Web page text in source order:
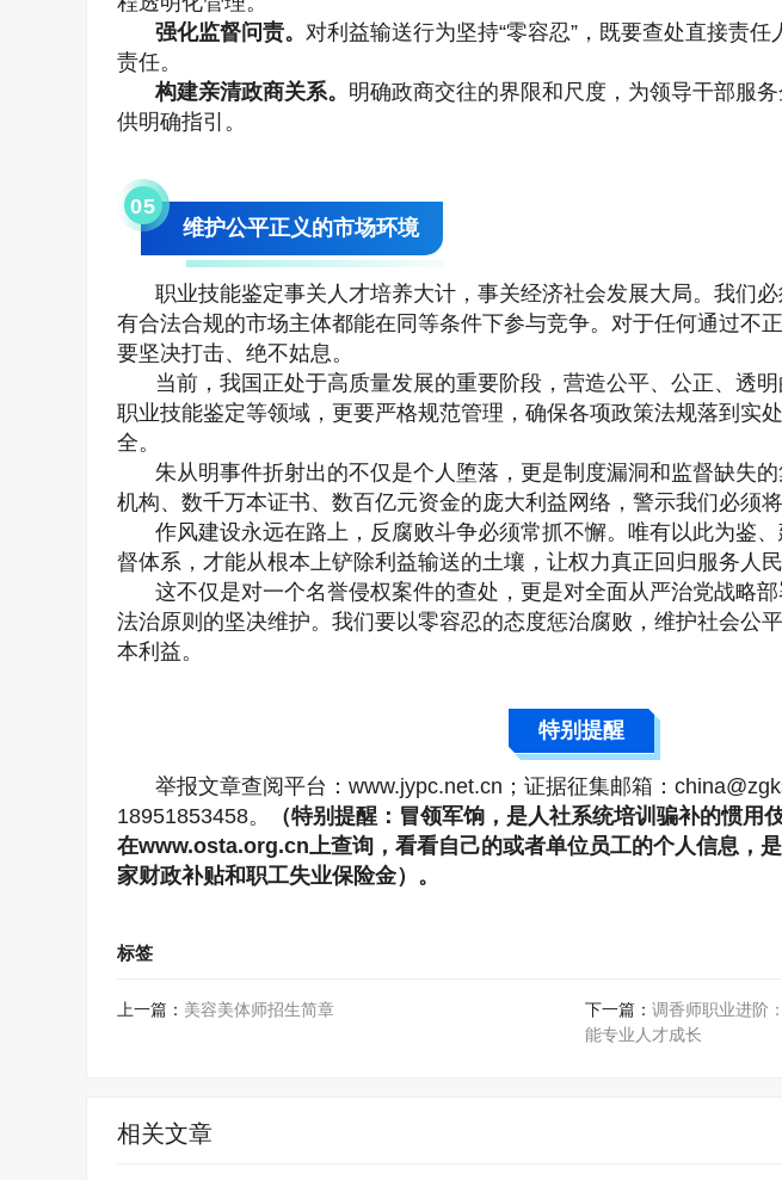
强化监督问责。 对利益输送行为坚持“零容忍”，既要查处直接责
责任。
构建亲清政商关系。 明确政商交往的界限和尺度，为领导干部服
供明确指引。
05
维护公平正义的市场环境
职业技能鉴定事关人才培养大计，事关经济社会发展大局。我们
有合法合规的市场主体都能在同等条件下参与竞争。对于任何通过不
要坚决打击、绝不姑息。
当前，我国正处于高质量发展的重要阶段，营造公平、公正、透
职业技能鉴定等领域，更要严格规范管理，确保各项政策法规落到实
全。
朱从明事件折射出的不仅是个人堕落，更是制度漏洞和监督缺失
机构、数千万本证书、数百亿元资金的庞大利益网络，警示我们必须
作风建设永远在路上，反腐败斗争必须常抓不懈。唯有以此为鉴
督体系，才能从根本上铲除利益输送的土壤，让权力真正回归服务人民
这不仅是对一个名誉侵权案件的查处，更是对全面从严治党战略
法治原则的坚决维护。我们要以零容忍的态度惩治腐败，维护社会公
本利益。
特别提醒
举报文章查阅平台：www.jypc.net.cn；证据征集邮箱：
18951853458。
（特别提醒：冒领军饷，是人社系统培训骗补的惯用
在www.osta.org.cn上查询，看看自己的或者单位员工的个人信息，
家财政补贴和职工失业保险金）。
标签
上一篇： 美容美体师招生简章 下一篇： 调香师职业进阶
能专业人才成长
相关文章